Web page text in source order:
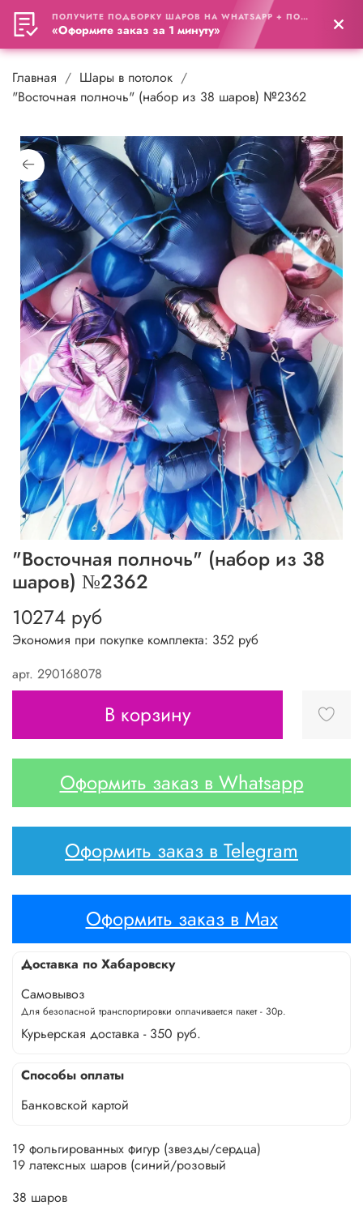
0
Главная
Шары в потолок
"Восточная полночь" (набор из 38 шаров) №2362
арт. 290168078
"Восточная полночь" (набор из 38
шаров) №2362
10274 руб
Экономия при покупке комплекта: 352 руб
В корзину
Оформить заказ в Whatsapp
Оформить заказ в Telegram
Оформить заказ в Max
Доставка по Хабаровску
Самовывоз
Для безопасной транспортировки оплачивается пакет - 30р.
Курьерская доставка - 350 руб.
Способы оплаты
Банковской картой
19 фольгированных фигур (звезды/сердца)
19 латексных шаров (синий/розовый
38 шаров
ПОЛУЧИТЕ ПОДБОРКУ ШАРОВ НА WHATSAPP + ПОДАРОК
«Оформите заказ за 1 минуту»